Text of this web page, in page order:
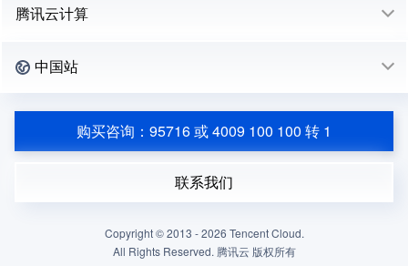
腾讯云计算
中国站
购买咨询：95716 或 4009 100 100 转 1
联系我们
Copyright © 2013 -2026 Tencent Cloud.
All Rights Reserved. 腾讯云 版权所有